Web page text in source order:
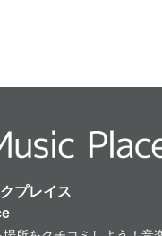
プレイス